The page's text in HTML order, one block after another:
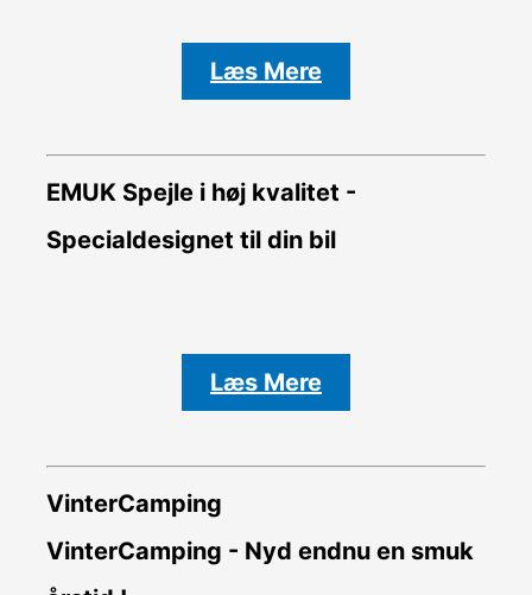
Læs Mere
EMUK Spejle i høj kvalitet -
Specialdesignet til din bil
Læs Mere
VinterCamping
VinterCamping - Nyd endnu en smuk